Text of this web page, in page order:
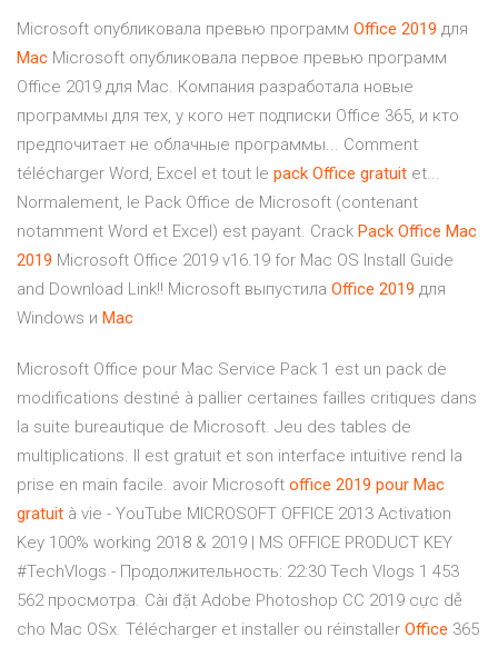
Microsoft опубликовала превью программ Office 2019 для
Mac Microsoft опубликовала первое превью программ
Office 2019 для Mac. Компания разработала новые
программы для тех, у кого нет подписки Office 365, и кто
предпочитает не облачные программы... Comment
télécharger Word, Excel et tout le pack Office gratuit et...
Normalement, le Pack Office de Microsoft (contenant
notamment Word et Excel) est payant. Crack Pack Office Mac
2019 Microsoft Office 2019 v16.19 for Mac OS Install Guide
and Download Link!! Microsoft выпустила Office 2019 для
Windows и Mac
Microsoft Office pour Mac Service Pack 1 est un pack de
modifications destiné à pallier certaines failles critiques dans
la suite bureautique de Microsoft. Jeu des tables de
multiplications. Il est gratuit et son interface intuitive rend la
prise en main facile. avoir Microsoft office 2019 pour Mac
gratuit à vie - YouTube MICROSOFT OFFICE 2013 Activation
Key 100% working 2018 & 2019 | MS OFFICE PRODUCT KEY
#TechVlogs - Продолжительность: 22:30 Tech Vlogs 1 453
562 просмотра. Cài đặt Adobe Photoshop CC 2019 cực dễ
cho Mac OSx. Télécharger et installer ou réinstaller Office 365